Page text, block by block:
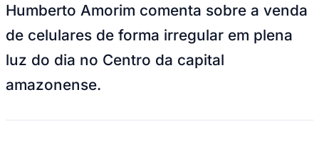
Humberto Amorim comenta sobre a venda
de celulares de forma irregular em plena
luz do dia no Centro da capital
amazonense.